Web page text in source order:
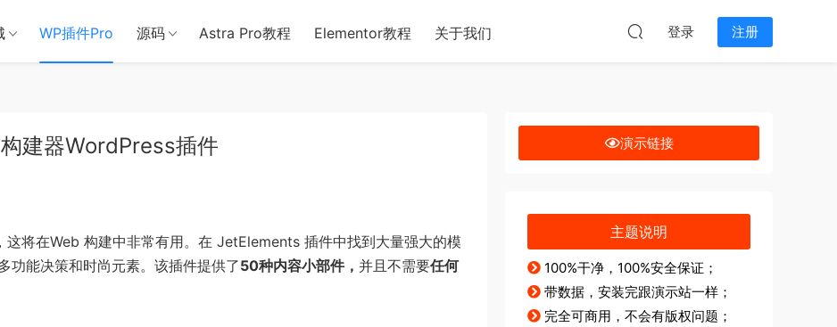
WP插件Pro 源码 Astra Pro教程 Elementor教程 关于我们 登录 注册
建器WordPress插件
将在Web 构建中非常有用。在 JetElements 插件中找到大量强大的模
功能决策和时尚元素。该插件提供了50种内容小部件， 并且不需要任何
演示链接
主题说明
100%干净，100%安全保证；
带数据，安装完跟演示站一样；
完全可商用，不会有版权问题；